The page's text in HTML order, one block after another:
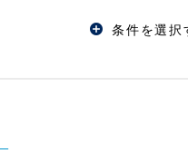
条件を選択